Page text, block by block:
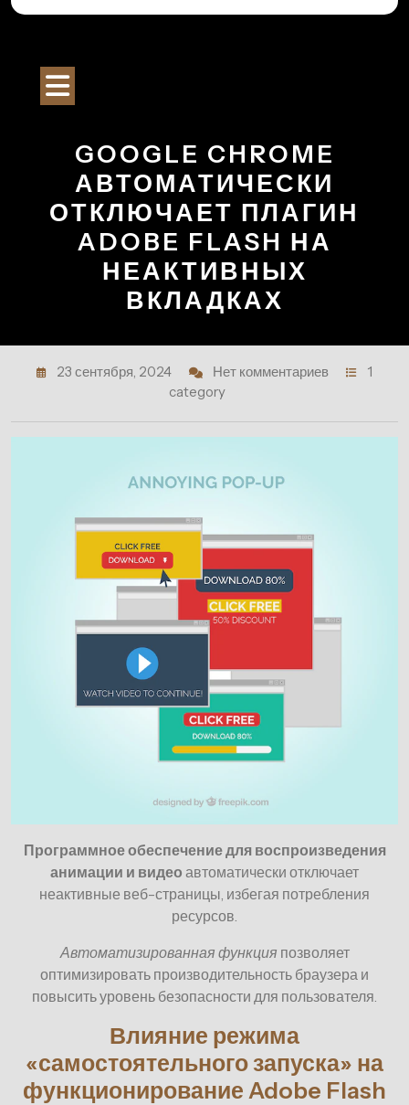
Перейти
GOOGLE CHROME
АВТОМАТИЧЕСКИ
ОТКЛЮЧАЕТ ПЛАГИН
ADOBE FLASH НА
НЕАКТИВНЫХ
ВКЛАДКАХ
23 сентября, 2024 Нет комментариев
1
category
Программное обеспечение для воспроизведения
анимации и видео автоматически отключает
неактивные веб-страницы, избегая потребления
ресурсов.
Автоматизированная функция позволяет
оптимизировать производительность браузера и
повысить уровень безопасности для пользователя.
Влияние режима
«самостоятельного запуска» на
функционирование Adobe Flash